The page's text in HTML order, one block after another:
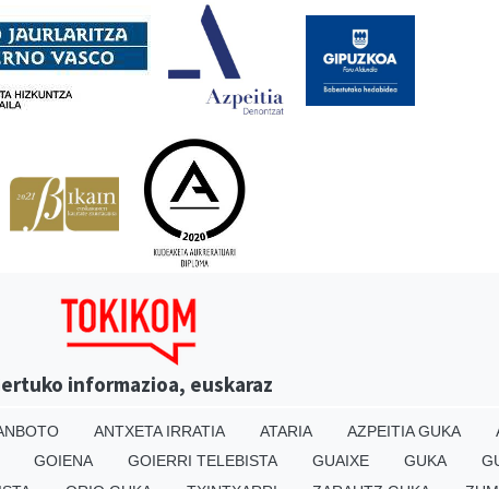
informazioa, euskaraz
ANTXETA IRRATIA ATARIA AZPEITIA GUKA
GOIENA GOIERRI TELEBISTA GUAIXE GUKA